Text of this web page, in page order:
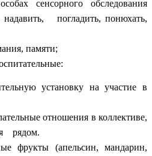
сенсорного обследования
надавить, погладить, понюхать,
памяти;
установку на участие в
отношения в коллективе,
рядом.
фрукты (апельсин, мандарин,